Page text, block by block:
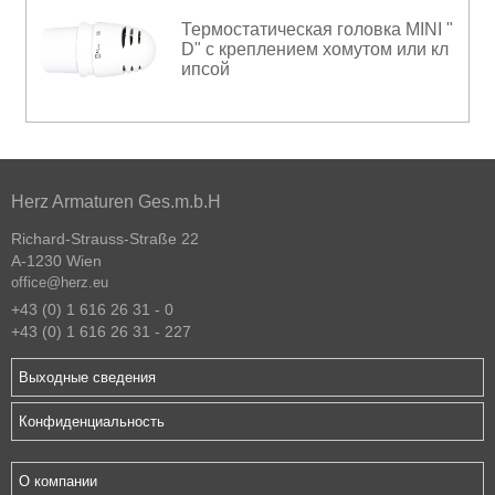
Термостатическая головка MINI "
D" с креплением хомутом или кл
ипсой
Herz Armaturen Ges.m.b.H
Richard-Strauss-Straße 22
A-1230 Wien
office@herz.eu
+43 (0) 1 616 26 31 - 0
+43 (0) 1 616 26 31 - 227
Выходные сведения
Конфиденциальность
О компании